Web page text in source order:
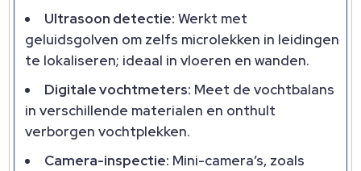
Ultrasoon detectie: Werkt met
geluidsgolven om zelfs microlekken in leidingen
te lokaliseren; ideaal in vloeren en wanden.
Digitale vochtmeters: Meet de vochtbalans
in verschillende materialen en onthult
verborgen vochtplekken.
Camera-inspectie: Mini-camera’s, zoals